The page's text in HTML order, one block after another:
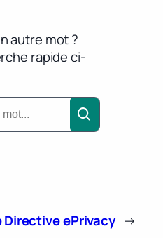
autre mot ?
rapide ci-
Directive ePrivacy →